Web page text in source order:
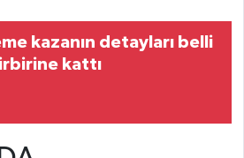
kazanın detayları belli
kattı